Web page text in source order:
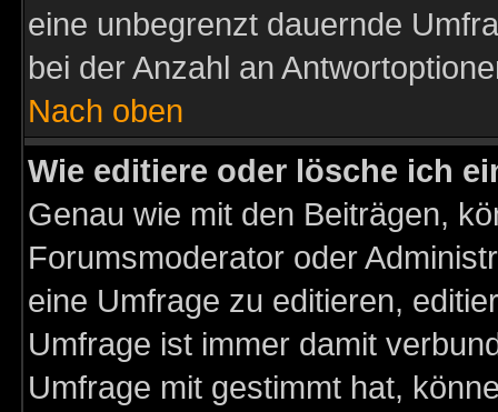
eine unbegrenzt dauernde
bei der Anzahl an
Nach oben
Wie editiere oder lösche ich
Genau wie mit den Beiträgen,
Forumsmoderator oder
eine Umfrage zu editieren,
Umfrage ist immer damit
Umfrage mit gestimmt hat,